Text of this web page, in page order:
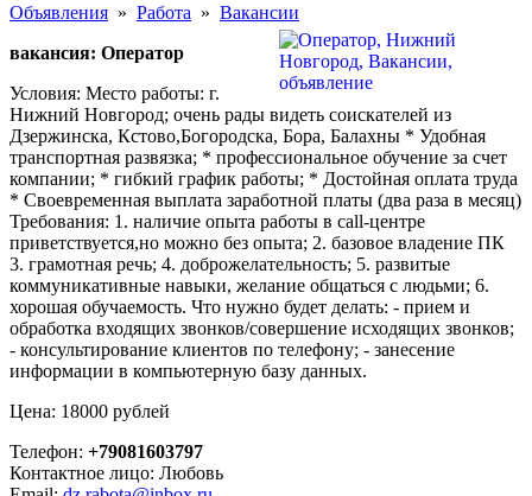
Объявления » Работа » Вакансии
вакансия: Оператор
Условия: Место работы: г.
Нижний Новгород; очень рады видеть соискателей из
Дзержинска, Кстово,Богородска, Бора, Балахны * Удобная
транспортная развязка; * профессиональное обучение за счет
компании; * гибкий график работы; * Достойная оплата труда
* Своевременная выплата заработной платы (два раза в месяц)
Требования: 1. наличие опыта работы в call-центре
приветствуется,но можно без опыта; 2. базовое владение ПК
3. грамотная речь; 4. доброжелательность; 5. развитые
коммуникативные навыки, желание общаться с людьми; 6.
хорошая обучаемость. Что нужно будет делать: - прием и
обработка входящих звонков/совершение исходящих звонков;
- консультирование клиентов по телефону; - занесение
информации в компьютерную базу данных.
Цена: 18000 рублей
Телефон: +79081603797
Контактное лицо: Любовь